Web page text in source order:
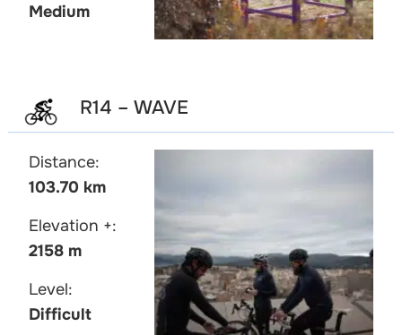
Medium
R14 – WAVE
Distance:
103.70 km
Elevation +:
2158 m
Level:
Difficult